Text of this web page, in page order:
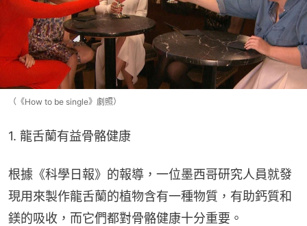
（《How to be single》劇照）
1. 龍舌蘭有益骨骼健康
根據《科學日報》的報導，一位墨西哥研究人員就發
現用來製作龍舌蘭的植物含有一種物質，有助鈣質和
鎂的吸收，而它們都對骨骼健康十分重要。